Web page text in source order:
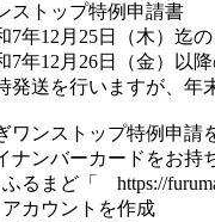
ストップ特例申請書
年12月25日（木）迄
年12月26日（金）以
発送を行いますが、年
ワンストップ特例申請
ナンバーカードをお持
ふるまど「 https://
アカウントを作成